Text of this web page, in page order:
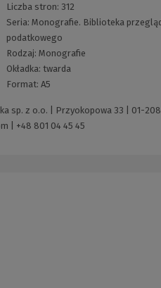
Liczba stron: 312
Seria:Monografie. Biblioteka
podatkowego
Rodzaj:Monografie
Okładka:twarda
Format:A5
sp. z o.o. | Przyokopowa 33 | 01-208
+48 801 04 45 45